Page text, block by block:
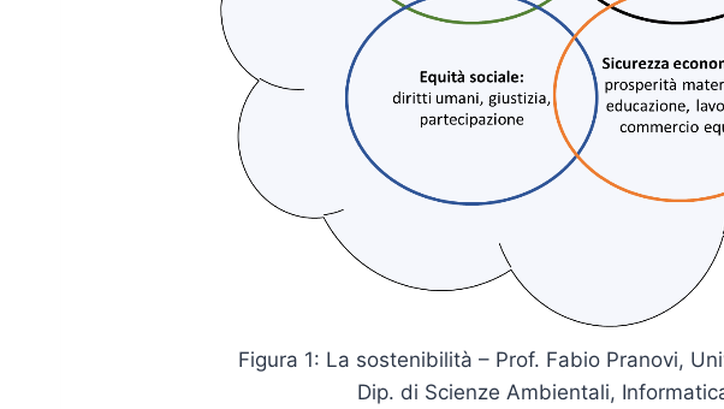
Figura 1: La sostenibilità – Prof. Fabio Pranovi,
Dip. di Scienze Ambientali,